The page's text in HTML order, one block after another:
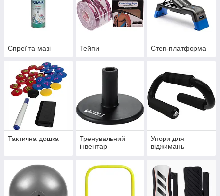
Спреї та мазі Тейпи Степ-платформа
Тактична дошка
Тренувальний
інвентар
Упори для
віджимань